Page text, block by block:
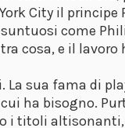
City il principe
come
cosa, e il lavoro
sua fama di
ha bisogno.
i titoli